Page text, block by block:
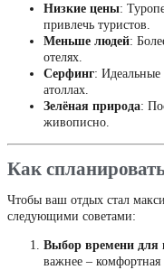
Низкие цены:
привлечь туристов.
Меньше людей:
отелях.
Серфинг: Идеальные
атоллах.
Зелёная природа:
живописно.
Как
Чтобы ваш отдых стал
следующими советами:
Выбор времени для
важнее –